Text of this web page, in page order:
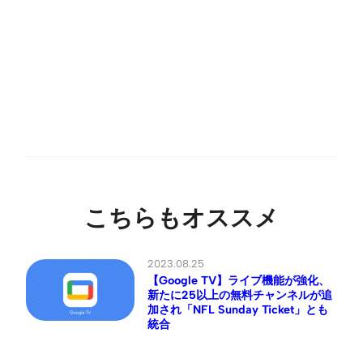
こちらもオススメ
2023.08.25
【Google TV】ライブ機能が強化、
新たに25以上の無料チャンネルが追
加され「NFL Sunday Ticket」とも
統合